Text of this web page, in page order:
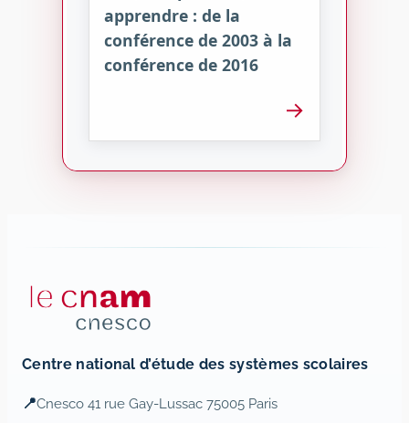
apprendre : de la
conférence de 2003 à la
conférence de 2016
→
Centre national d’étude des systèmes scolaires
📍Cnesco 41 rue Gay-Lussac 75005 Paris